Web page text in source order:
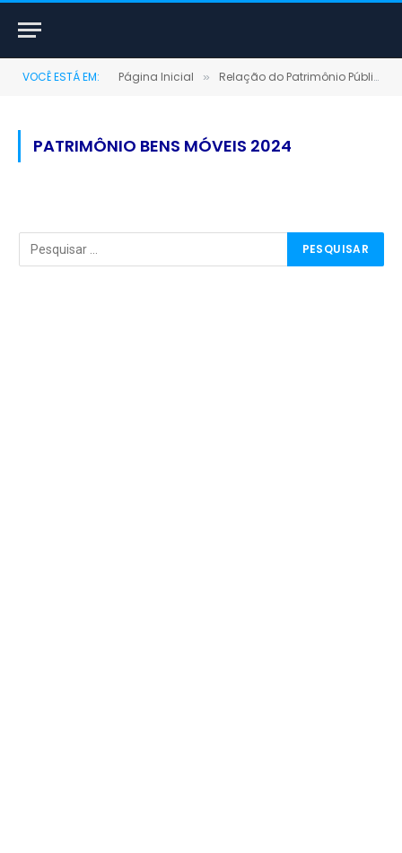
VOCÊ ESTÁ EM: Página Inicial » Relação do Patrimônio Público (MÓVEIS)
PATRIMÔNIO BENS MÓVEIS 2024